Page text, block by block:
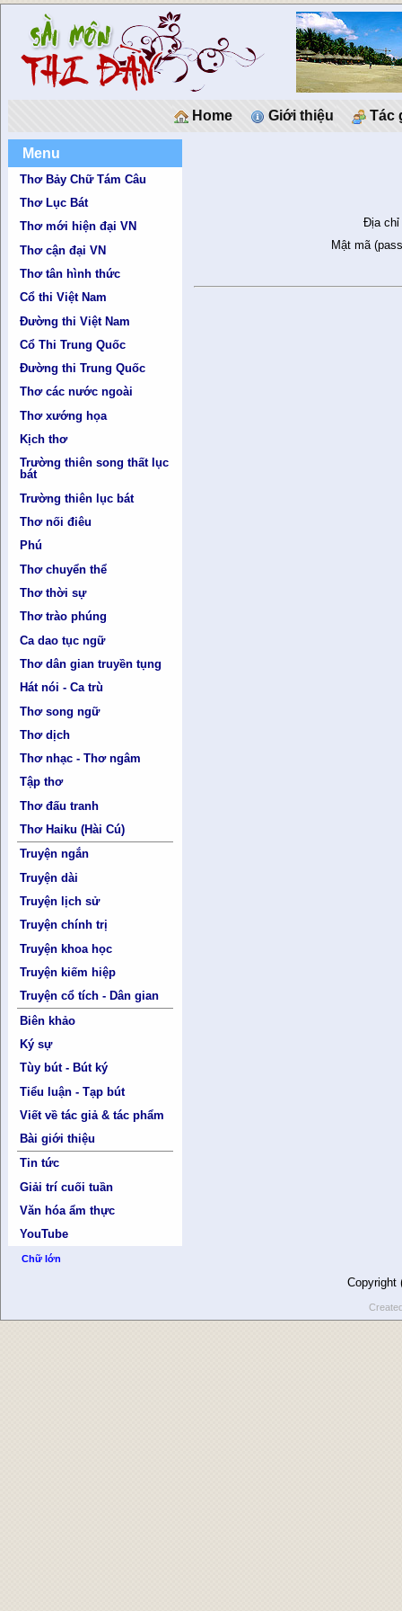
Home Giới thiệu Tác
Menu
Thơ Bảy Chữ Tám Câu
Thơ Lục Bát
Thơ mới hiện đại VN
Thơ cận đại VN
Thơ tân hình thức
Cổ thi Việt Nam
Đường thi Việt Nam
Cổ Thi Trung Quốc
Đường thi Trung Quốc
Thơ các nước ngoài
Thơ xướng họa
Kịch thơ
Trường thiên song thất lục
bát
Trường thiên lục bát
Thơ nối điêu
Phú
Thơ chuyển thể
Thơ thời sự
Thơ trào phúng
Ca dao tục ngữ
Thơ dân gian truyền tụng
Hát nói - Ca trù
Thơ song ngữ
Thơ dịch
Thơ nhạc - Thơ ngâm
Tập thơ
Thơ đấu tranh
Thơ Haiku (Hài Cú)
Truyện ngắn
Truyện dài
Truyện lịch sử
Truyện chính trị
Truyện khoa học
Truyện kiếm hiệp
Truyện cổ tích - Dân gian
Biên khảo
Ký sự
Tùy bút - Bút ký
Tiểu luận - Tạp bút
Viết về tác giả & tác phẩm
Bài giới thiệu
Tin tức
Giải trí cuối tuần
Văn hóa ẩm thực
YouTube
Chữ lớn
Địa chỉ
Mật mã
Copyright